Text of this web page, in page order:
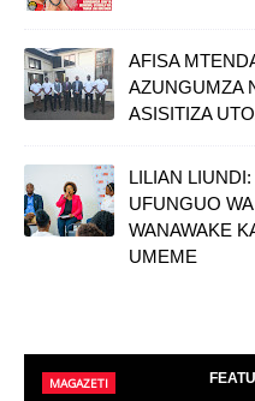
AFISA
AZUNGUMZA
ASISITIZA
LILIAN
UFUNGUO
WANAWAKE
UMEME
MAGAZETI